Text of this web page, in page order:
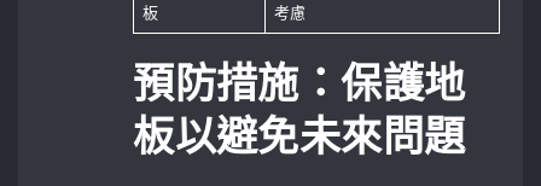
板
考慮
預防措施：保護地
板以避免未來問題